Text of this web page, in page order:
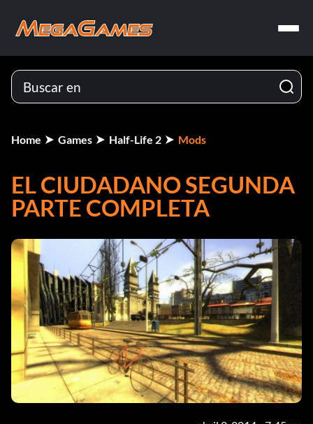
Home Games Half-Life 2 Mods
EL CIUDADANO SEGUNDA
PARTE COMPLETA